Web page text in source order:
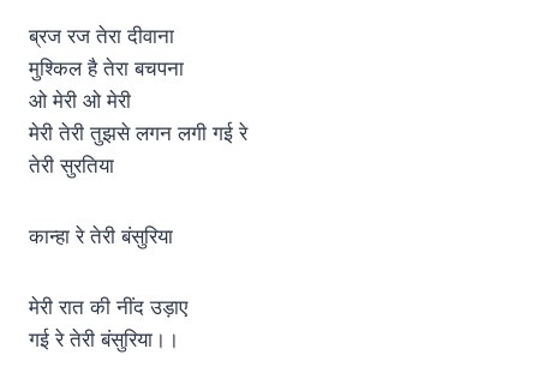
ब्रज रज तेरा दीवाना
मुश्किल है तेरा बचपना
ओ मेरी ओ मेरी
मेरी तेरी तुझसे लगन लगी गई रे
तेरी सुरतिया
कान्हा रे तेरी बंसुरिया
मेरी रात की नींद उड़ाए
गई रे तेरी बंसुरिया।।